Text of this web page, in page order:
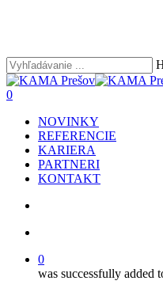
content
Close
Search
search
account
0
NOVINKY
REFERENCIE
KARIERA
PARTNERI
KONTAKT
0
was successfully added